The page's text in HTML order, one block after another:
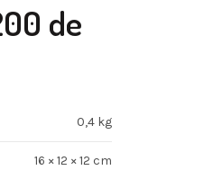
de
0,4 kg
16 × 12 × 12 cm